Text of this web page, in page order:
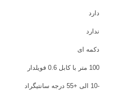
دارد
ندارد
دکمه ای
100 متر با کابل 0.6 فویلدار
-10 الی +55 درجه سانتیگراد